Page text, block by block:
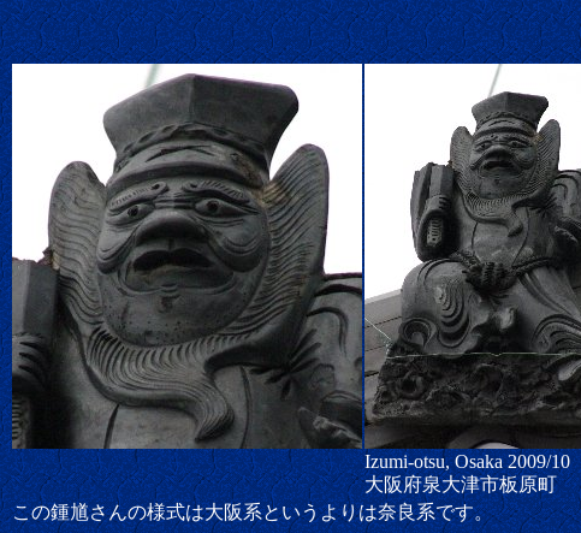
Izumi-otsu, Osaka 2009/10
大阪府泉大津市板原町
この鍾馗さんの様式は大阪系というよりは奈良系です。